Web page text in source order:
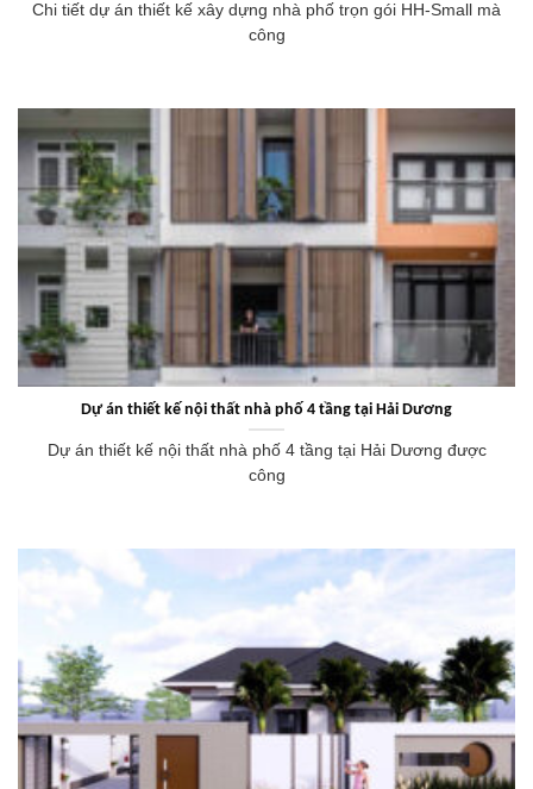
Chi tiết dự án thiết kế xây dựng nhà phố trọn gói HH-Small mà
công
Dự án thiết kế nội thất nhà phố 4 tầng tại Hải Dương
Dự án thiết kế nội thất nhà phố 4 tầng tại Hải Dương được
công